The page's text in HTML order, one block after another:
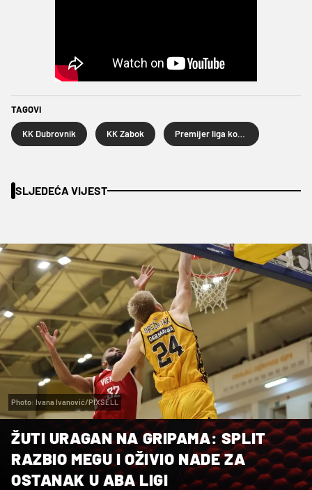
TAGOVI
KK Dubrovnik KK Zabok
SLJEDEĆA VIJEST
Photo: Ivana Ivanović/PIXSELL
ŽUTI URAGAN NA GRIPAMA: SPLIT
RAZBIO MEGU I OŽIVIO NADE ZA
OSTANAK U ABA LIGI